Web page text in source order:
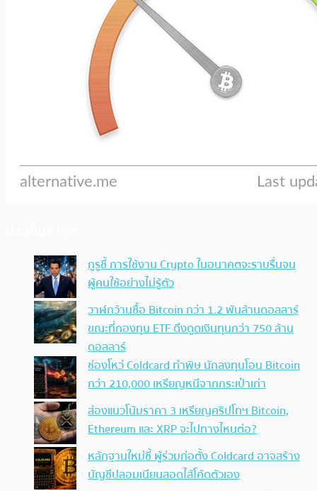
กูรูชี้ การใช้งาน Crypto ในอนาคตจะราบรื่นจน
ผู้คนใช้อย่างไม่รู้ตัว
วาฬกว้านซื้อ Bitcoin กว่า 1.2 พันล้านดอลลาร์
ขณะที่กองทุน ETF ดึงดูดเงินทุนกว่า 750 ล้าน
ดอลลาร์
ช่องโหว่ Coldcard ทำพิษ นักลงทุนโอน Bitcoin
กว่า 210,000 เหรียญหนีจากกระเป๋าเก่า
ส่องแนวโน้มราคา 3 เหรียญคริปโทฯ Bitcoin,
Ethereum และ XRP จะไปทางไหนต่อ?
หลักฐานใหม่ชี้ ผู้ร่วมก่อตั้ง Coldcard อาจสร้าง
บัญชีปลอมเนียนสอดไส้โค้ดตัวเอง